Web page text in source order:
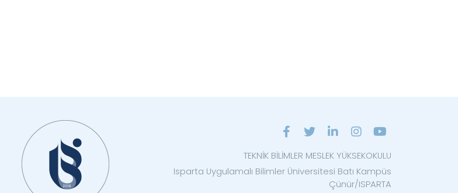
TEKNİK BİLİMLER MESLEK YÜKSEKOKULU
Isparta Uygulamalı Bilimler Üniversitesi Batı Kampüs
Çünür/ISPARTA